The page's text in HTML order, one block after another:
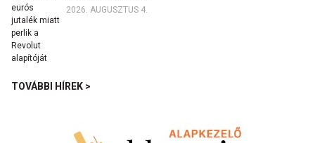
2026. AUGUSZTUS 4.
TOVÁBBI HÍREK >